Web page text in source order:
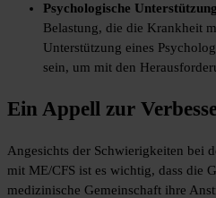
Psychologische
Belastung, die die Krankheit
Unterstützung eines
sein, um mit den
Ein Appell zur
Angesichts der Schwierigkeiten bei
mit ME/CFS ist es wichtig, dass die
medizinische Gemeinschaft ihre